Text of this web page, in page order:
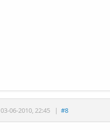
03-06-2010,22:45 | #8